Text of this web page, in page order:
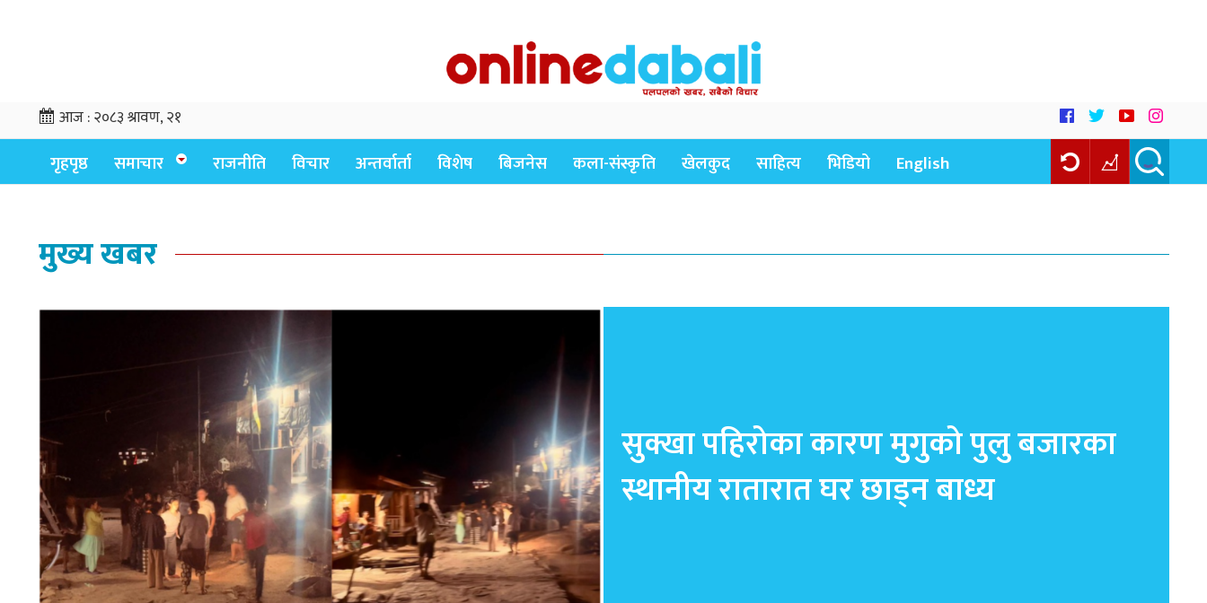
आज :२०८३ श्रावण, २१
गृहपृष्ठ समाचार राजनीति विचार अन्तर्वार्ता विशेष बिजनेस कला-संस्कृति खेलकुद साहित्य भिडियो English
मुख्य खबर
सुक्खा पहिरोका कारण मुगुको पुलु बजारका
स्थानीय रातारात घर छाड्न बाध्य